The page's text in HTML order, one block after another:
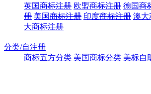
英国商标注册 欧盟商标注册 德国商
册 美国商标注册 印度商标注册 澳大
大商标注册
分类/自注册
商标五方分类 美国商标分类 美标自